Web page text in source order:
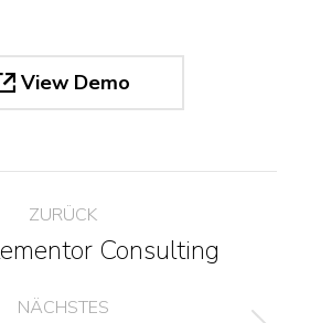
View Demo
ZURÜCK
PreviousConsulting
NÄCHSTES